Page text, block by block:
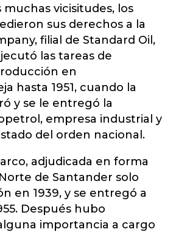
muchas vicisitudes, los
sus derechos a la
filial de Standard Oil,
las tareas de
en
hasta 1951, cuando la
y se le entregó la
empresa industrial y
del orden nacional.
adjudicada en forma
de Santander solo
en 1939, y se entregó a
Después hubo
importancia a cargo